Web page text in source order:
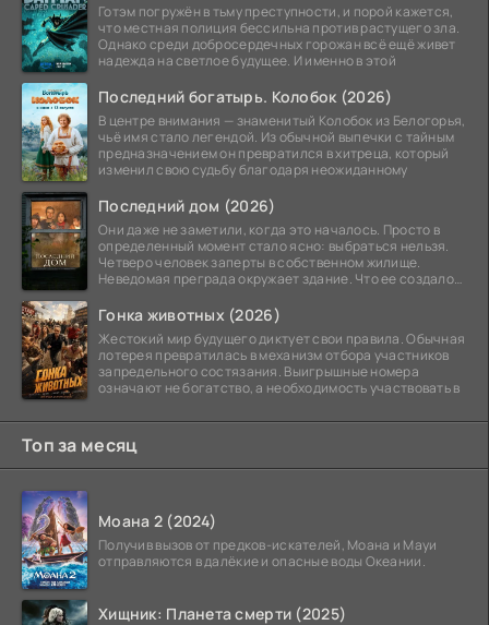
Готэм погружён в тьму преступности, и порой кажется,
что местная полиция бессильна против растущего зла.
Однако среди добросердечных горожан всё ещё живет
надежда на светлое будущее. И именно в этой
Последний богатырь. Колобок (2026)
В центре внимания — знаменитый Колобок из Белогорья,
чьё имя стало легендой. Из обычной выпечки с тайным
предназначением он превратился в хитреца, который
изменил свою судьбу благодаря неожиданному
Последний дом (2026)
Они даже не заметили, когда это началось. Просто в
определенный момент стало ясно: выбраться нельзя.
Четверо человек заперты в собственном жилище.
Неведомая преграда окружает здание. Что ее создало
Гонка животных (2026)
Жестокий мир будущего диктует свои правила. Обычная
лотерея превратилась в механизм отбора участников
запредельного состязания. Выигрышные номера
означают не богатство, а необходимость участвовать в
Топ за месяц
Моана 2 (2024)
Получив вызов от предков-искателей, Моана и Мауи
отправляются в далёкие и опасные воды Океании.
Хищник: Планета смерти (2025)